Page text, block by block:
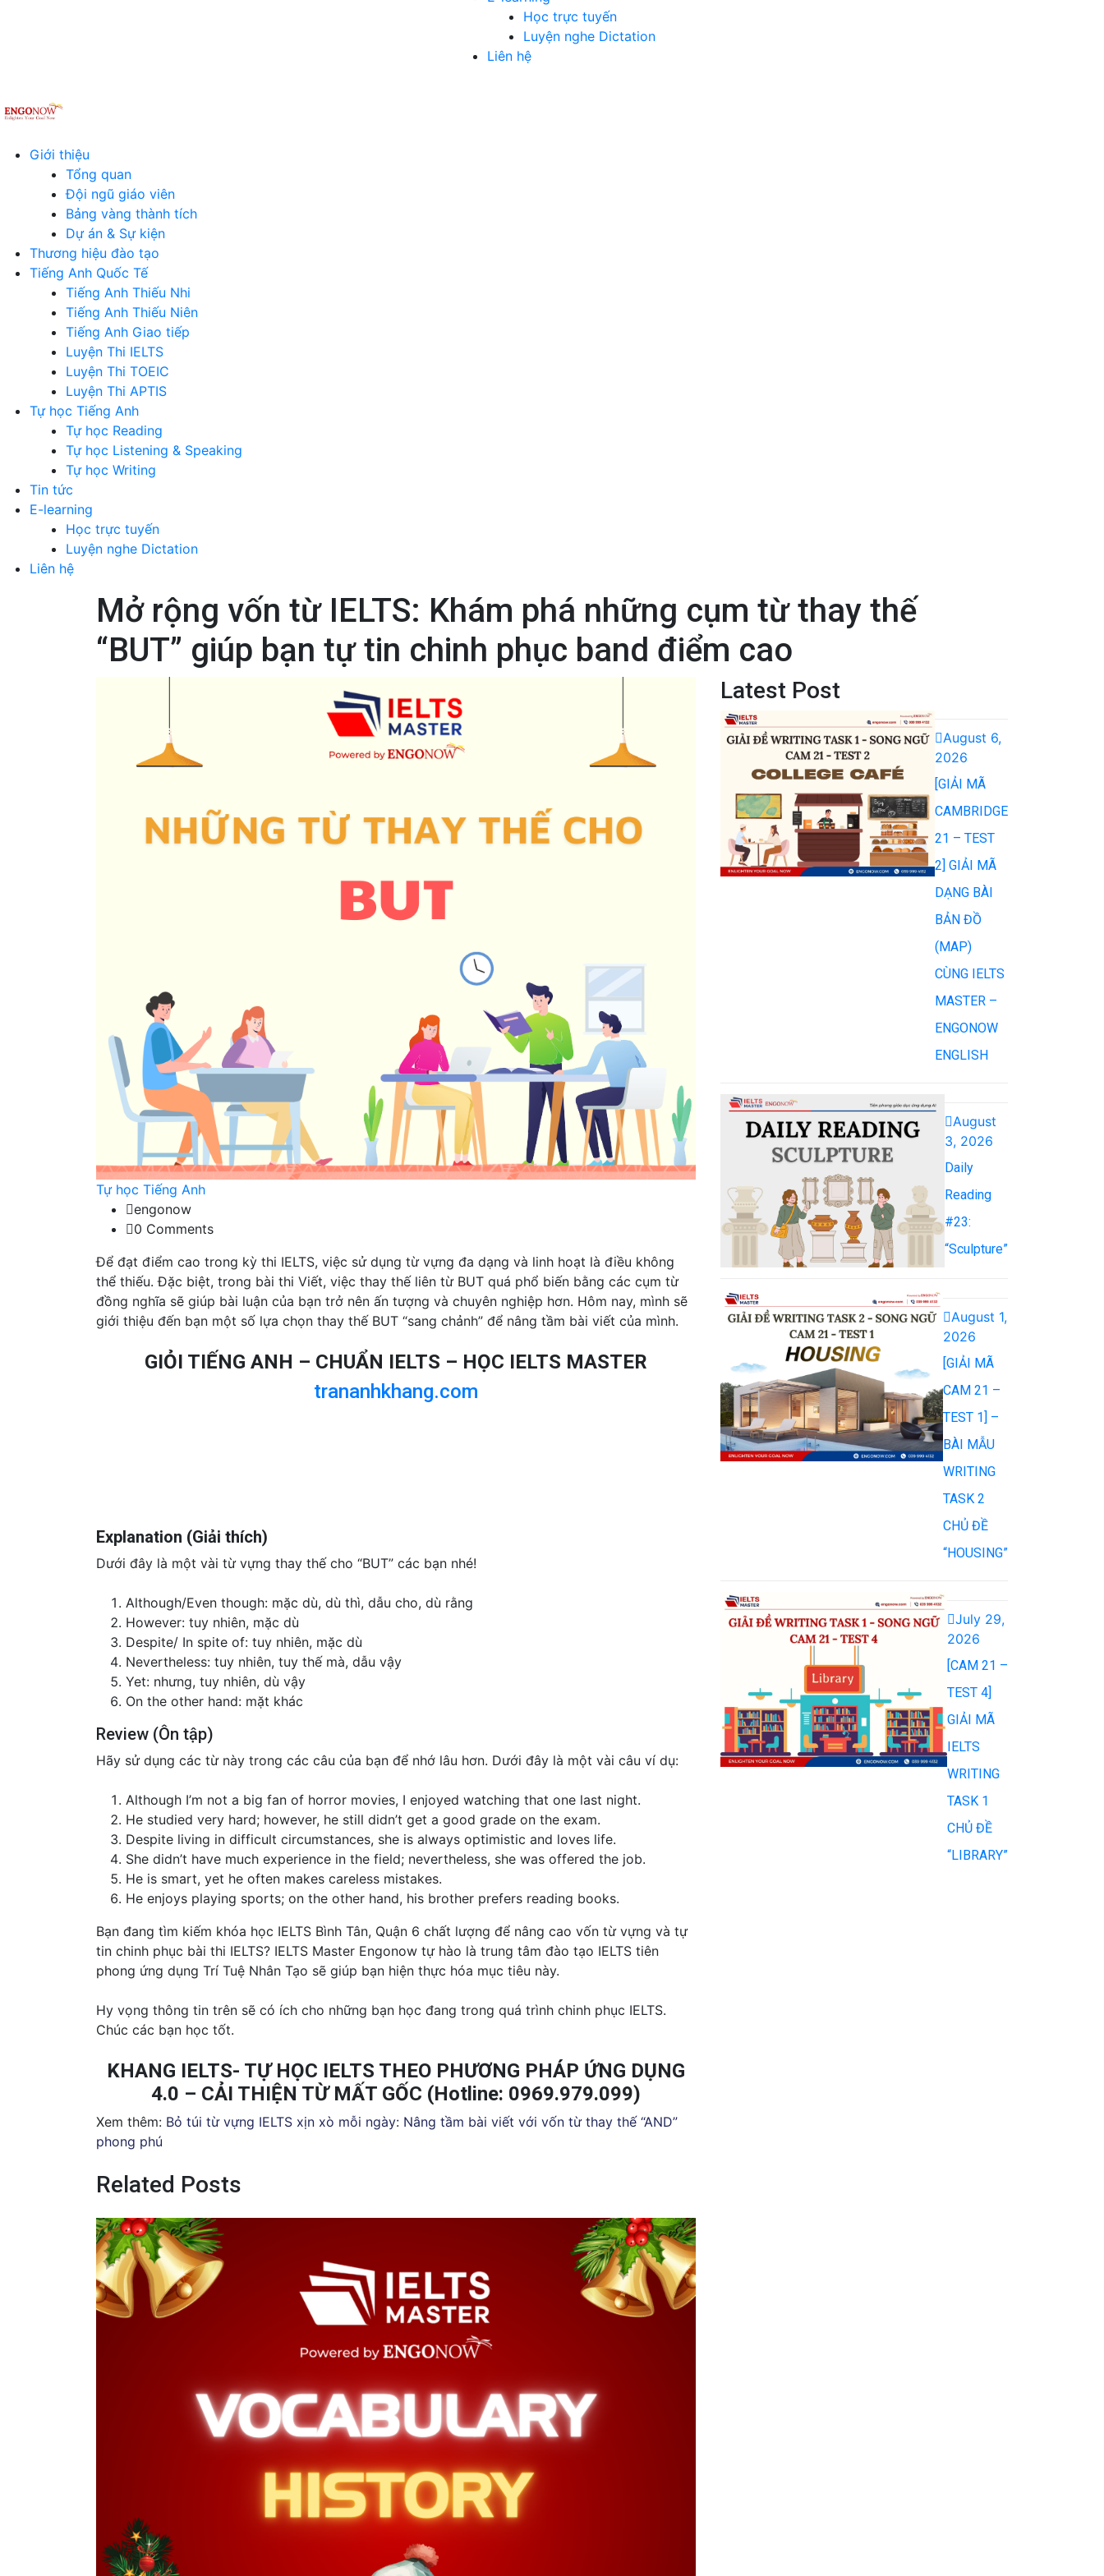
Học trực tuyến
Luyện nghe Dictation
Liên hệ
Giới thiệu
Tổng quan
Đội ngũ giáo viên
Bảng vàng thành tích
Dự án & Sự kiện
Thương hiệu đào tạo
Tiếng Anh Quốc Tế
Tiếng Anh Thiếu Nhi
Tiếng Anh Thiếu Niên
Tiếng Anh Giao tiếp
Luyện Thi IELTS
Luyện Thi TOEIC
Luyện Thi APTIS
Tự học Tiếng Anh
Tự học Reading
Tự học Listening & Speaking
Tự học Writing
Tin tức
E-learning
Học trực tuyến
Luyện nghe Dictation
Liên hệ
Mở rộng vốn từ IELTS: Khám phá những cụm từ thay thế
“BUT” giúp bạn tự tin chinh phục band điểm cao
Tự học Tiếng Anh
engonow
0 Comments
Để đạt điểm cao trong kỳ thi IELTS, việc sử dụng từ vựng đa dạng và linh hoạt là điều không
thể thiếu. Đặc biệt, trong bài thi Viết, việc thay thế liên từ BUT quá phổ biến bằng các cụm từ
đồng nghĩa sẽ giúp bài luận của bạn trở nên ấn tượng và chuyên nghiệp hơn. Hôm nay, mình sẽ
giới thiệu đến bạn một số lựa chọn thay thế BUT “sang chảnh” để nâng tầm bài viết của mình.
GIỎI TIẾNG ANH – CHUẨN IELTS – HỌC IELTS MASTER
trananhkhang.com
Explanation (Giải thích)
Dưới đây là một vài từ vựng thay thế cho “BUT” các bạn nhé!
Although/Even though: mặc dù, dù thì, dẫu cho, dù rằng
However: tuy nhiên, mặc dù
Despite/ In spite of: tuy nhiên, mặc dù
Nevertheless: tuy nhiên, tuy thế mà, dẫu vậy
Yet: nhưng, tuy nhiên, dù vậy
On the other hand: mặt khác
Review (Ôn tập)
Hãy sử dụng các từ này trong các câu của bạn để nhớ lâu hơn. Dưới đây là một vài câu ví dụ:
Although I’m not a big fan of horror movies, I enjoyed watching that one last night.
He studied very hard; however, he still didn’t get a good grade on the exam.
Despite living in difficult circumstances, she is always optimistic and loves life.
She didn’t have much experience in the field; nevertheless, she was offered the job.
He is smart, yet he often makes careless mistakes.
He enjoys playing sports; on the other hand, his brother prefers reading books.
Bạn đang tìm kiếm khóa học IELTS Bình Tân, Quận 6 chất lượng để nâng cao vốn từ vựng và tự
tin chinh phục bài thi IELTS? IELTS Master Engonow tự hào là trung tâm đào tạo IELTS tiên
phong ứng dụng Trí Tuệ Nhân Tạo sẽ giúp bạn hiện thực hóa mục tiêu này.
Hy vọng thông tin trên sẽ có ích cho những bạn học đang trong quá trình chinh phục IELTS.
Chúc các bạn học tốt.
KHANG IELTS- TỰ HỌC IELTS THEO PHƯƠNG PHÁP ỨNG DỤNG
4.0 – CẢI THIỆN TỪ MẤT GỐC (Hotline: 0969.979.099)
Xem thêm: Bỏ túi từ vựng IELTS xịn xò mỗi ngày: Nâng tầm bài viết với vốn từ thay thế “AND”
phong phú
Related Posts
Latest Post
August 6,
2026
[GIẢI MÃ
CAMBRIDGE
21 – TEST
2] GIẢI MÃ
DẠNG BÀI
BẢN ĐỒ
(MAP)
CÙNG IELTS
MASTER –
ENGONOW
ENGLISH
August
3, 2026
Daily
Reading
#23:
“Sculpture”
August 1,
2026
[GIẢI MÃ
CAM 21 –
TEST 1] –
BÀI MẪU
WRITING
TASK 2
CHỦ ĐỀ
“HOUSING”
July 29,
2026
[CAM 21 –
TEST 4]
GIẢI MÃ
IELTS
WRITING
TASK 1
CHỦ ĐỀ
“LIBRARY”